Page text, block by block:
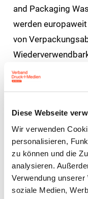
Diese Webseite
Wir verwenden
personalisieren,
zu können und die
analysieren.
Verwendung
soziale Medien,
and Packaging
werden
von
Kennzeichnung
Verordnung gilt
August 2026. Zur
nationales Recht
Umwelt,
Sicherheit am 17.